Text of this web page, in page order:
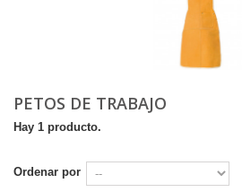
PETOS DE TRABAJO
Hay 1 producto.
Ordenar por